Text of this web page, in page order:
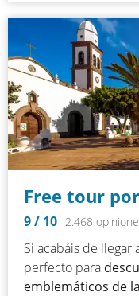
Free tour
9/ 10 2.468
Si acabáis de llegar
perfecto para
emblemáticos de